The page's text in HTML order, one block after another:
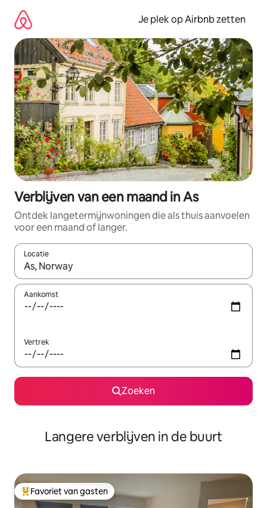
direct
naar
inhoud
Je plek op Airbnb zetten
Verblijven van een maand in As
Ontdek langetermijnwoningen die als thuis aanvoelen
voor een maand of langer.
Locatie
Wanneer er resultaten beschikbaar zijn, maak je een keuze
Aankomst
Vertrek
Zoeken
Langere verblijven in de buurt
Topfavoriet van gasten
Favoriet van gasten